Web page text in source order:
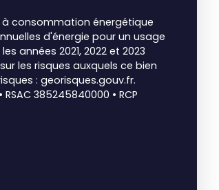
à consommation énergétique
d'énergie pour un usage
années 2021, 2022 et 2023
les risques auxquels ce bien
: georisques.gouv.fr.
385245840000 • RCP